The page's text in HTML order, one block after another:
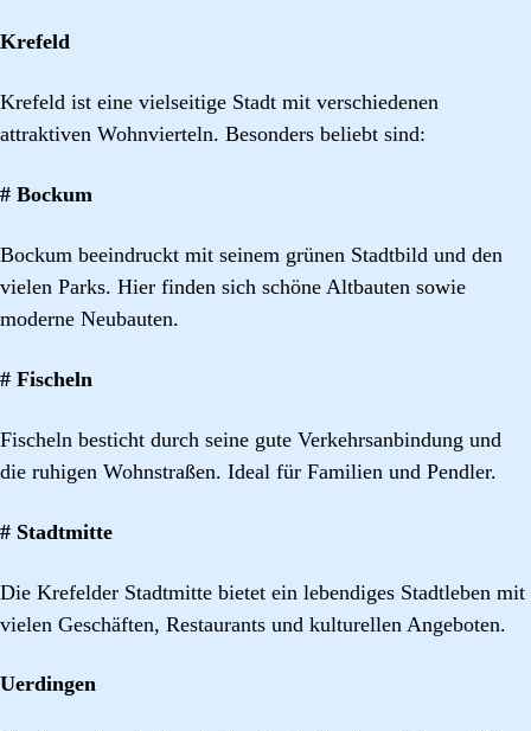
Krefeld
Krefeld ist eine vielseitige Stadt mit verschiedenen
attraktiven Wohnvierteln. Besonders beliebt sind:
# Bockum
Bockum beeindruckt mit seinem grünen Stadtbild und den
vielen Parks. Hier finden sich schöne Altbauten sowie
moderne Neubauten.
# Fischeln
Fischeln besticht durch seine gute Verkehrsanbindung und
die ruhigen Wohnstraßen. Ideal für Familien und Pendler.
# Stadtmitte
Die Krefelder Stadtmitte bietet ein lebendiges Stadtleben mit
vielen Geschäften, Restaurants und kulturellen Angeboten.
Uerdingen